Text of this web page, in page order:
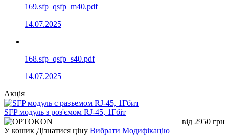
169.sfp_qsfp_m40.pdf
14.07.2025
168.sfp_qsfp_s40.pdf
14.07.2025
Акція
SFP модуль з роз'ємом RJ-45, 1Гбіт
від 2950 грн
У кошик Дізнатися ціну Вибрати Модифікацію